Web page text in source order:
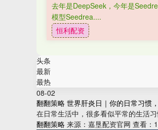
去年是DeepSeek，今年是
模型Seedrea....
恒利配资
头条
最新
最热
08-02
翻翻策略 世界肝炎日｜你的日常习惯
在日常生活中，很多看似平常的生活
翻翻策略 来源：嘉垦配资官网 查看：